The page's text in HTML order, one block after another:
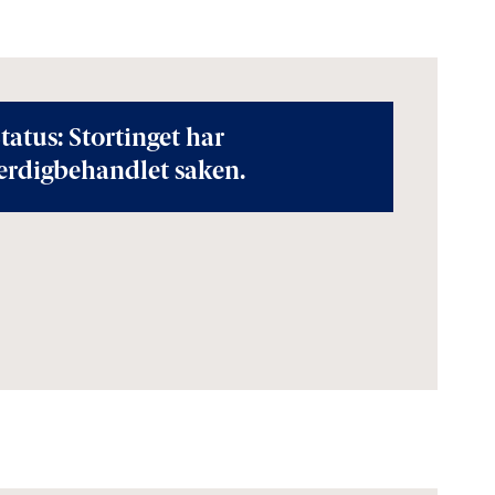
Stortinget har
saken.